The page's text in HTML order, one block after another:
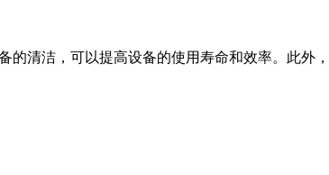
清洁，可以提高设备的使用寿命和效率。此外